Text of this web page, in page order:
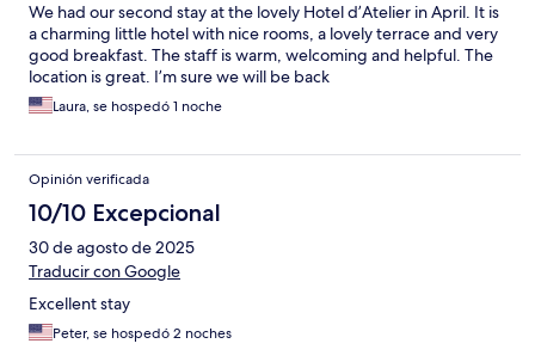
We had our second stay at the lovely Hotel d’Atelier in April. It is
a charming little hotel with nice rooms, a lovely terrace and very
good breakfast. The staff is warm, welcoming and helpful. The
location is great. I’m sure we will be back
Laura, se hospedó 1 noche
Opinión verificada
10/10 Excepcional
30 de agosto de 2025
Traducir con Google
Excellent stay
Peter, se hospedó 2 noches